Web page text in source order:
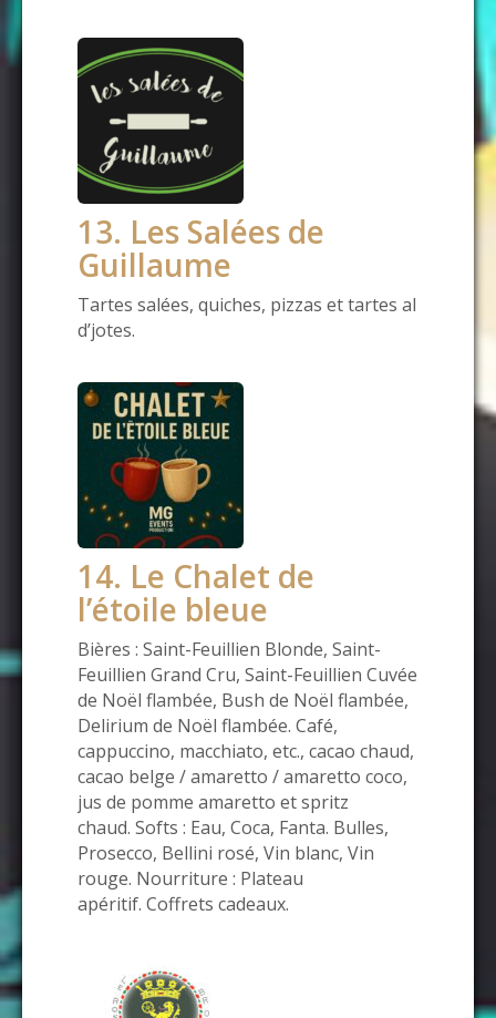
13. Les Salées de
Guillaume
Tartes salées, quiches, pizzas et tartes al
d’jotes.
14. Le Chalet de
l’étoile bleue
Bières : Saint-Feuillien Blonde, Saint-
Feuillien Grand Cru, Saint-Feuillien Cuvée
de Noël flambée, Bush de Noël flambée,
Delirium de Noël flambée. Café,
cappuccino, macchiato, etc., cacao chaud,
cacao belge / amaretto / amaretto coco,
jus de pomme amaretto et spritz
chaud. Softs : Eau, Coca, Fanta. Bulles,
Prosecco, Bellini rosé, Vin blanc, Vin
rouge. Nourriture : Plateau
apéritif. Coffrets cadeaux.